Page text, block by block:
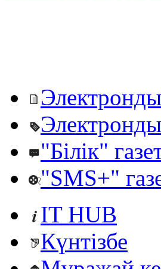
"Білік"
"SMS+"
IT HUB
Күнтізбе